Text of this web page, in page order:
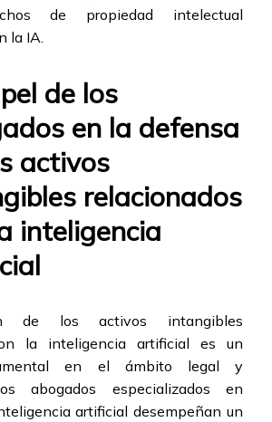
de propiedad intelectual
la IA.
de los
en la defensa
activos
relacionados
inteligencia
de los activos intangibles
la inteligencia artificial es un
en el ámbito legal y
abogados especializados en
artificial desempeñan un